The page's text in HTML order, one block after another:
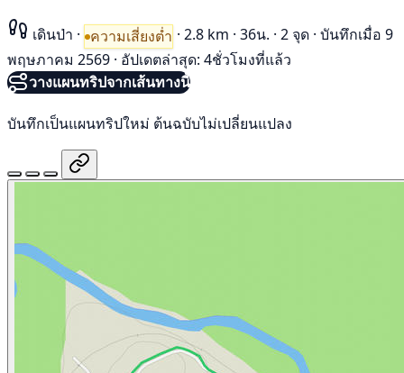
เดินป่า · ความเสี่ยงต่ำ · 2.8 km · 36น. · 2 จุด · บันทึกเมื่อ 9
พฤษภาคม 2569 · อัปเดตล่าสุด: 4ชั่วโมงที่แล้ว
วางแผนทริปจากเส้นทางนี้
บันทึกเป็นแผนทริปใหม่ ต้นฉบับไม่เปลี่ยนแปลง